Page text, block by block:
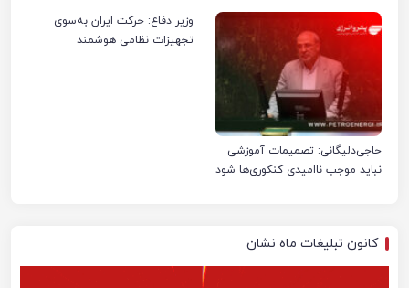
حاجی‌دلیگانی: تصمیمات آموزشی
نباید موجب ناامیدی کنکوری‌ها شود
وزیر دفاع: حرکت ایران به‌سوی
تجهیزات نظامی هوشمند
کانون تبلیغات ماه نشان